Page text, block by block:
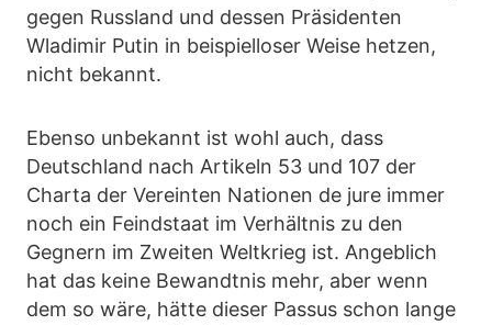
gegen Russland und dessen Präsidenten
Wladimir Putin in beispielloser Weise hetzen,
nicht bekannt.
Ebenso unbekannt ist wohl auch, dass
Deutschland nach Artikeln 53 und 107 der
Charta der Vereinten Nationen de jure immer
noch ein Feindstaat im Verhältnis zu den
Gegnern im Zweiten Weltkrieg ist. Angeblich
hat das keine Bewandtnis mehr, aber wenn
dem so wäre, hätte dieser Passus schon lange